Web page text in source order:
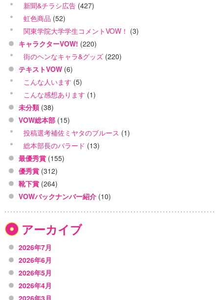
新聞&チラシ広告 (427)
虹色商品 (52)
関東学院大学学生コメントVOW！ (3)
キャラクターVOW! (220)
街のヘンなキャラ&グッズ (220)
テキストVOW (6)
こんな人います (5)
こんな感想あります (1)
未分類 (38)
VOW総本部 (15)
投稿選考補佐ミヤタのブルース (1)
総本部長のバラード (13)
最優秀賞 (155)
優秀賞 (312)
靴下賞 (264)
VOWバックナンバー紹介 (10)
アーカイブ
2026年7月
2026年6月
2026年5月
2026年4月
2026年3月